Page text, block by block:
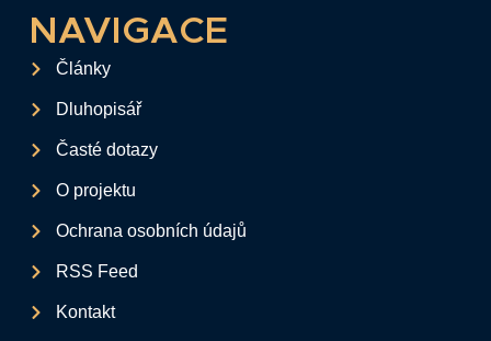
NAVIGACE
Články
Dluhopisář
Časté dotazy
O projektu
Ochrana osobních údajů
RSS Feed
Kontakt